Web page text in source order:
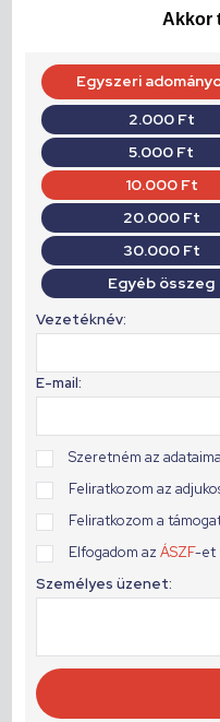
Akkor